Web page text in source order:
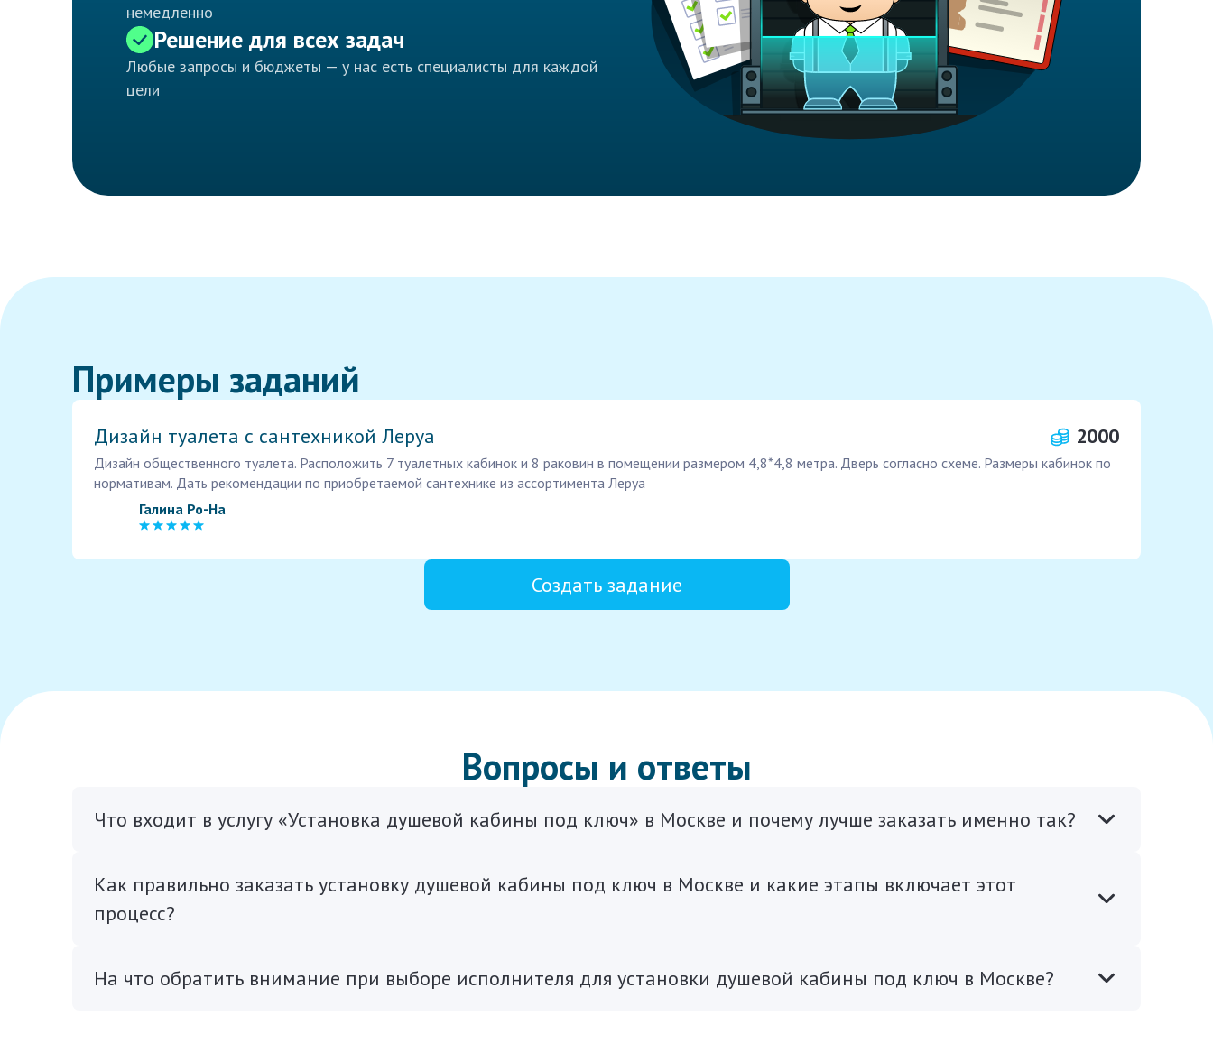
немедленно
Решение для всех задач
Любые запросы и бюджеты — у нас есть специалисты для каждой
цели
Примеры заданий
Дизайн туалета с сантехникой Леруа 2000
Дизайн общественного туалета. Расположить 7 туалетных кабинок и 8 раковин в помещении размером 4,8*4,8 метра. Дверь согласно схеме. Размеры кабинок по
нормативам. Дать рекомендации по приобретаемой сантехнике из ассортимента Леруа
Галина Ро-На
Создать задание
Вопросы и ответы
Что входит в услугу «Установка душевой кабины под ключ» в Москве и почему лучше заказать именно так?
Как правильно заказать установку душевой кабины под ключ в Москве и какие этапы включает этот
процесс?
На что обратить внимание при выборе исполнителя для установки душевой кабины под ключ в Москве?